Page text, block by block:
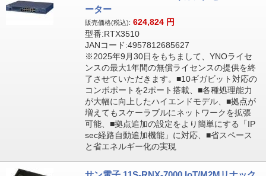
ーター
販売価格(税込): 624,824 円
型番:RTX3510
JANコード:4957812685627
※2025年9月30日をもちまして、YNOライセ
ンスの最大1年間の無償ライセンスの提供を終
了させていただきます。■10ギガビット対応の
コンボポートを2ポート搭載、■各種処理能力
が大幅に向上したハイエンドモデル、■拠点が
増えてもスケーラブルにネットワークを拡張
可能、■拠点追加の設定をより簡単にする「IP
sec経路自動追加機能」に対応、■省スペース
と省エネルギー化の実現